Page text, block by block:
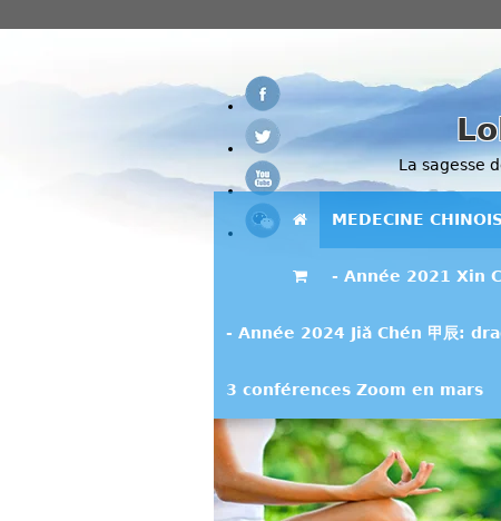
La sagesse
MEDECINE
- Année 2021 Xin
- Année 2024 Jiǎ Chén 甲辰:
3 conférences Zoom en mars